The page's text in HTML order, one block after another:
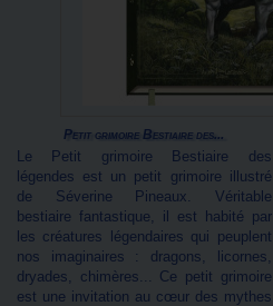
Petit grimoire Bestiaire des...
Le Petit grimoire Bestiaire des
légendes est un petit grimoire illustré
de Séverine Pineaux. Véritable
bestiaire fantastique, il est habité par
les créatures légendaires qui peuplent
nos imaginaires : dragons, licornes,
dryades, chimères... Ce petit grimoire
est une invitation au cœur des mythes